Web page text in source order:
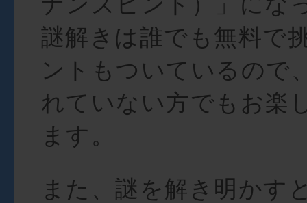
謎解きは誰でも無料で
ントもついているので
れていない方でもお楽
ます。
また、謎を解き明かす